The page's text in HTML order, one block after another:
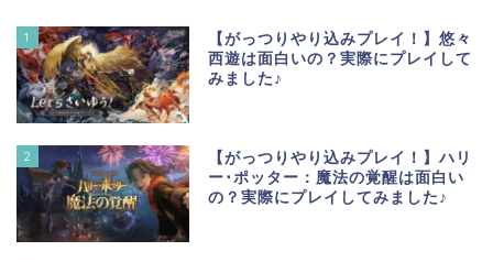
1
【がっつりやり込みプレイ！】悠々
西遊は面白いの？実際にプレイして
みました♪
2
【がっつりやり込みプレイ！】ハリ
ー･ポッター：魔法の覚醒は面白い
の？実際にプレイしてみました♪